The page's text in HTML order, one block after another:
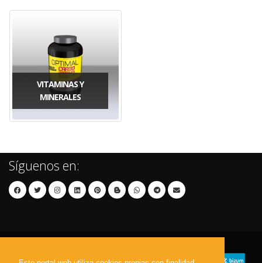
VITAMINAS Y
MINERALES
Síguenos en: